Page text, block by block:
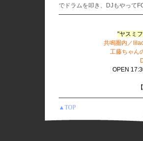
でドラムを叩き、DJもやって
"ヤスミ
共鳴圏内／
工藤ちゃん
OPEN
▲TOP